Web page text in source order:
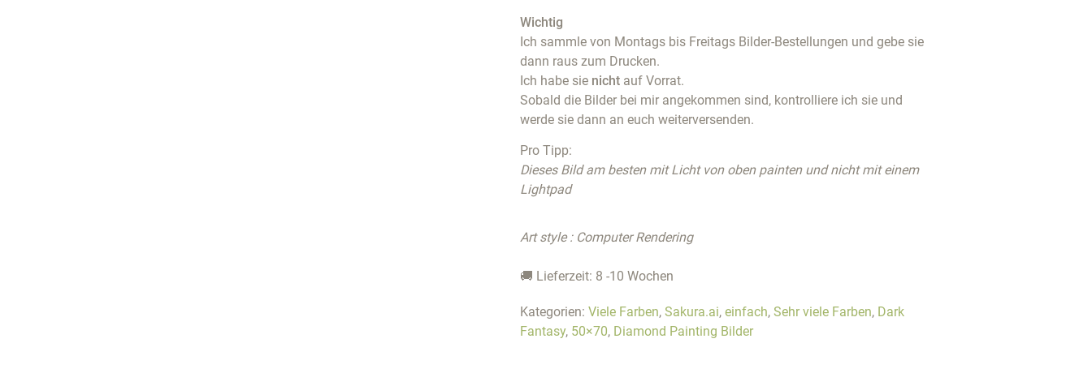
Wichtig
Ich sammle von Montags bis Freitags Bilder-Bestellungen und gebe sie
dann raus zum Drucken.
Ich habe sie nicht auf Vorrat.
Sobald die Bilder bei mir angekommen sind, kontrolliere ich sie und
werde sie dann an euch weiterversenden.
Pro Tipp:
Dieses Bild am besten mit Licht von oben painten und nicht mit einem
Lightpad
Art style : Computer Rendering
🚚 Lieferzeit: 8 -10 Wochen
Kategorien: Viele Farben, Sakura.ai, einfach, Sehr viele Farben, Dark
Fantasy, 50×70, Diamond Painting Bilder